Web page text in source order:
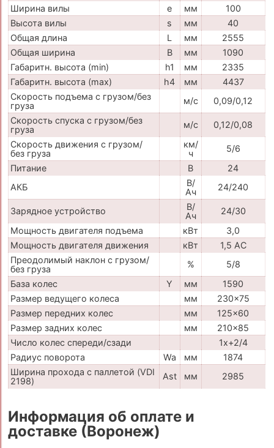
Ширина вилы e мм
100
Высота вилы
s мм
40
Общая длина
L мм
2555
Общая ширина
B мм
1090
Габаритн. высота (min)
h1 мм
2335
Габаритн. высота (max)
h4 мм
4437
Скорость подъема с грузом/без
груза
м/с
0,09/0,12
Скорость спуска с грузом/без
груза
м/с
0,12/0,08
Скорость движения с грузом/
без груза
км/
ч
5/6
Питание
В
24
АКБ
В/
Ач
24/240
Зарядное устройство
В/
Ач
24/30
Мощность двигателя подъема
кВт
3,0
Мощность двигателя движения
кВт
1,5 АС
Преодолимый наклон с грузом/
без груза
%
5/8
База колес
Y мм
1590
Размер ведущего колеса
мм
230x75
Размер передних колес
мм
125x60
Размер задних колес
мм
210x85
Число колес спереди/сзади
1x+2/4
Радиус поворота
Wa мм
1874
Ширина прохода с паллетой (VDI
2198)
Ast мм 2985
Информация об оплате и
доставке (Воронеж)